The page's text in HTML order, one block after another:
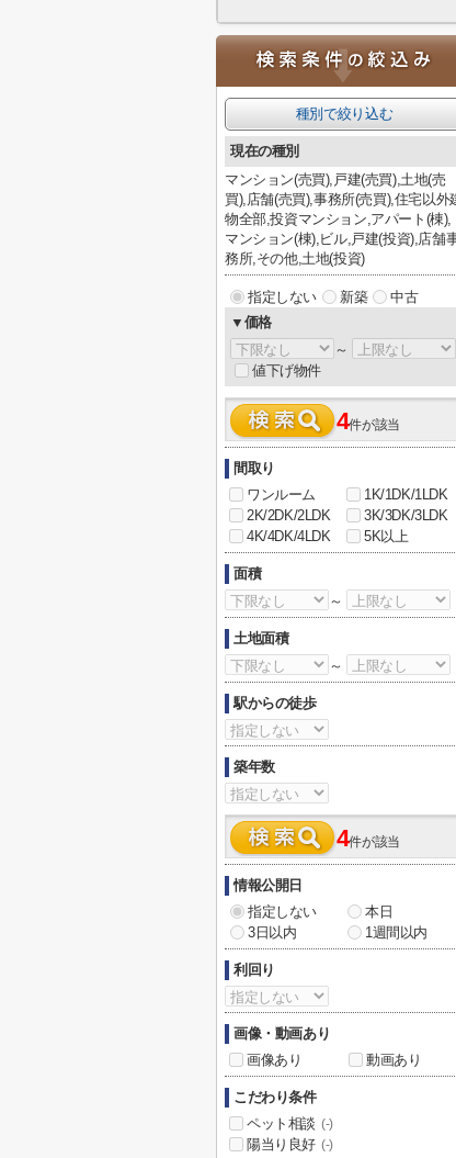
種別で絞り込む
現在の種別
マンション(売買),戸建(売買),土地(売
買),店舗(売買),事務所(売買),住宅以外
物全部,投資マンション,アパート(棟),
マンション(棟),ビル,戸建(投資),店舗
務所,その他,土地(投資)
指定しない 新築
中古
▼価格
～
値下げ物件
4件が該当
間取り
ワンルーム
1K/1DK/1LDK
2K/2DK/2LDK
3K/3DK/3LDK
4K/4DK/4LDK
5K以上
面積
～
土地面積
～
駅からの徒歩
築年数
4件が該当
情報公開日
指定しない
本日
3日以内
1週間以内
利回り
画像・動画あり
画像あり
動画あり
こだわり条件
ペット相談 (-)
陽当り良好 (-)